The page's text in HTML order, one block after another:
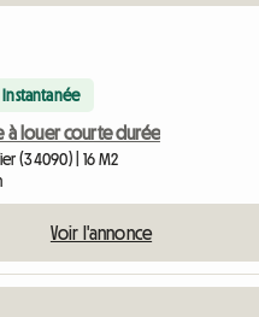
Instantanée
à louer courte durée
(34090) | 16 M2
Voir l'annonce